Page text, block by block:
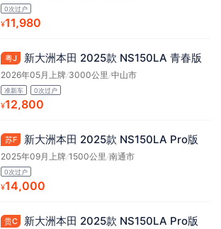
0次过户
¥11,980
粤J 新大洲本田 2025款 NS150LA 青春版
2026年05月上牌/3000公里/中山市
准新车 0次过户
¥12,800
苏F 新大洲本田 2025款 NS150LA Pro版
2025年09月上牌/1500公里/南通市
0次过户
¥14,000
贵C 新大洲本田 2025款 NS150LA Pro版